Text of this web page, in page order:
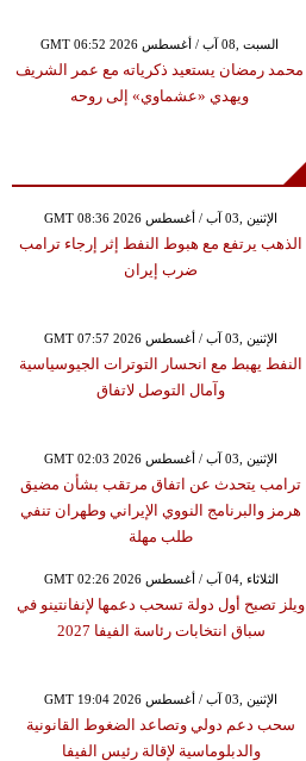
GMT 06:52 2026 السبت ,08 آب / أغسطس
محمد رمضان يستعيد ذكرياته مع عمر الشريف
ويهدي «عشماوي» إلى روحه
GMT 08:36 2026 الإثنين ,03 آب / أغسطس
الذهب يرتفع مع هبوط النفط إثر إرجاء ترامب
ضرب إيران
GMT 07:57 2026 الإثنين ,03 آب / أغسطس
النفط يهبط مع انحسار التوترات الجيوسياسية
وآمال التوصل لاتفاق
GMT 02:03 2026 الإثنين ,03 آب / أغسطس
ترامب يتحدث عن اتفاق مرتقب بشأن مضيق
هرمز والبرنامج النووي الإيراني وطهران تنفي
طلب مهلة
GMT 02:26 2026 الثلاثاء ,04 آب / أغسطس
ويلز تصبح أول دولة تسحب دعمها لإنفانتينو في
سباق انتخابات رئاسة الفيفا 2027
GMT 19:04 2026 الإثنين ,03 آب / أغسطس
سحب دعم دولي وتصاعد الضغوط القانونية
والدبلوماسية لإقالة رئيس الفيفا